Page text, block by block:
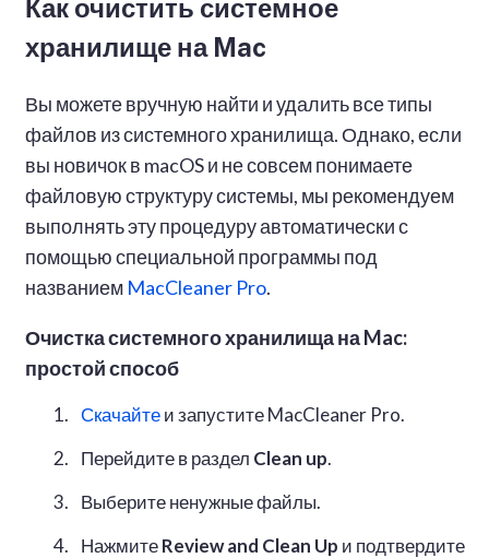
Как очистить системное
хранилище на Mac
Вы можете вручную найти и удалить все типы
файлов из системного хранилища. Однако, если
вы новичок в macOS и не совсем понимаете
файловую структуру системы, мы рекомендуем
выполнять эту процедуру автоматически с
помощью специальной программы под
названием MacCleaner Pro.
Очистка системного хранилища на Mac:
простой способ
Скачайтеи запустите MacCleaner Pro.
Перейдите в раздел Clean up.
Выберите ненужные файлы.
НажмитеReview and Clean Up и подтвердите